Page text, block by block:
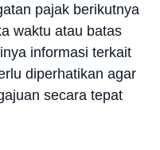
pajak berikutnya
waktu atau batas
informasi terkait
diperhatikan agar
secara tepat